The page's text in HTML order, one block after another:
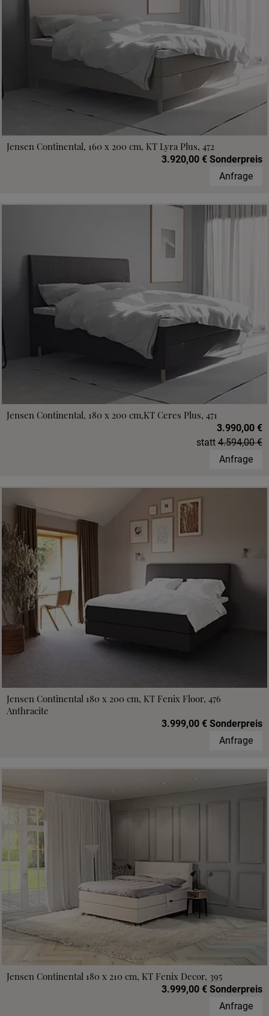
Jensen Continental, 160 x 200 cm, KT Lyra Plus, 472
3.920,00 € Sonderpreis
Anfrage
Jensen Continental, 180 x 200 cm,KT Ceres Plus, 471
3.990,00 €
statt 4.594,00 €
Anfrage
Jensen Continental 180 x 200 cm, KT Fenix Floor, 476
Anthracite
3.999,00 € Sonderpreis
Anfrage
Jensen Continental 180 x 210 cm, KT Fenix Decor, 395
3.999,00 € Sonderpreis
Anfrage